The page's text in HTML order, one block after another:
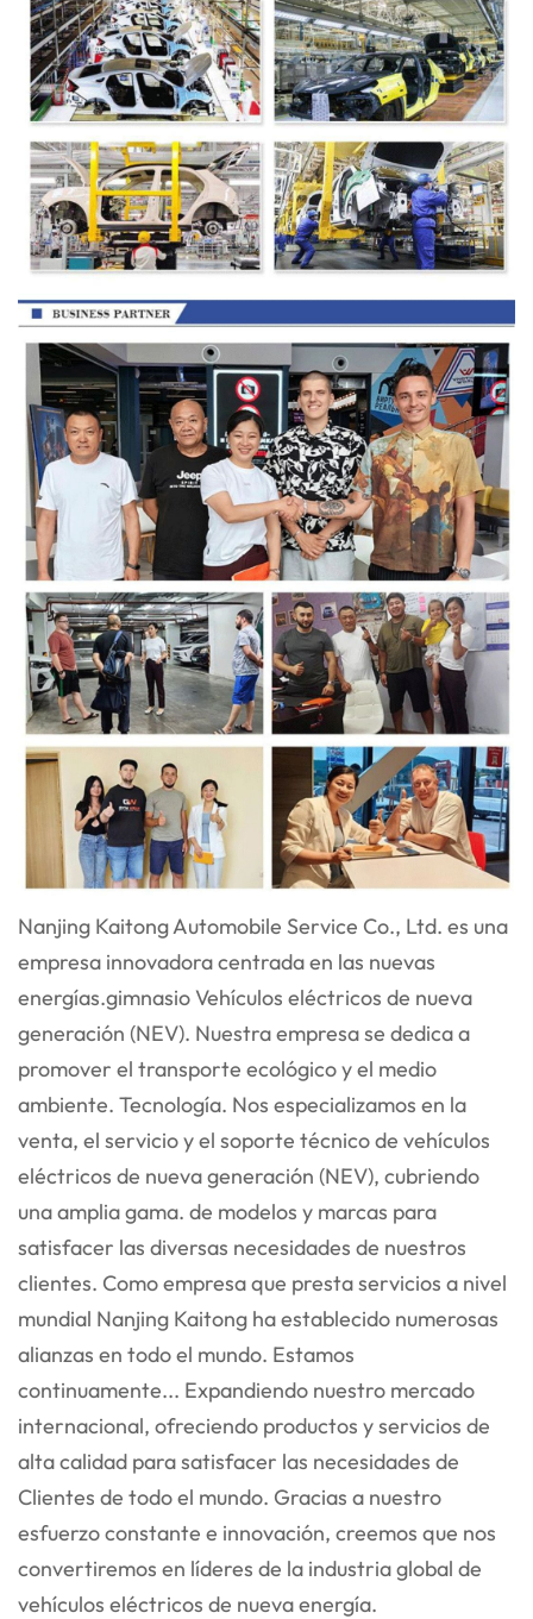
Nanjing Kaitong Automobile Service Co., Ltd. es una
empresa innovadora centrada en las nuevas
energías.gimnasioVehículos eléctricos de nueva
generación (NEV). Nuestra empresa se dedica a
promover el transporte ecológico y el medio
ambiente. Tecnología. Nos especializamos en la
venta, el servicio y el soporte técnico de vehículos
eléctricos de nueva generación (NEV), cubriendo
una amplia gama. de modelos y marcas para
satisfacer las diversas necesidades de nuestros
clientes. Como empresa que presta servicios a nivel
mundial Nanjing Kaitong ha establecido numerosas
alianzas en todo el mundo. Estamos
continuamente... Expandiendo nuestro mercado
internacional, ofreciendo productos y servicios de
alta calidad para satisfacer las necesidades de
Clientes de todo el mundo. Gracias a nuestro
esfuerzo constante e innovación, creemos que nos
convertiremos en líderes de la industria global de
vehículos eléctricos de nueva energía.